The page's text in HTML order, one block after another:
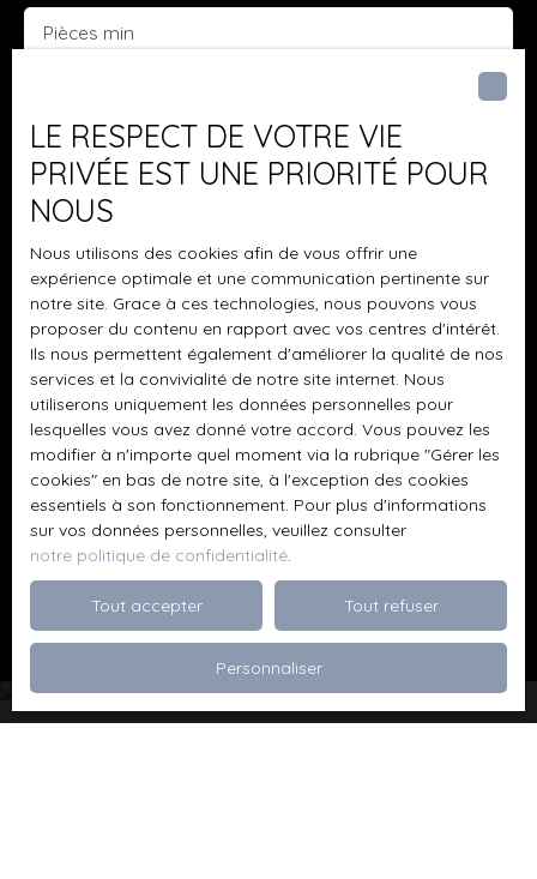
garantissant une connexion optimale.
Pièces min
personnelles conformément au RGPD. Si vous ne
souhaitez pas faire l'objet de prospection
commerciale par voie téléphonique, vous pouvez
vous inscrire gratuitement sur la liste d'opposition
L223-1 du code de la consommation, sur le site
Internet www.bloctel.gouv.fr ou par courrier
adressé à :
Société Worldline, Service Bloctel, CS 61311, 41013
BLOIS CEDEX.
Pour en savoir plus sur le traitement de vos
données personnelles, veuillez consulter notre
politique de confidentialité
Recevoir des annonces
LE RESPECT DE VOTRE VIE
PRIVÉE EST UNE PRIORITÉ POUR
NOUS
Nous utilisons des cookies afin de vous offrir une
expérience optimale et une communication pertinente sur
notre site. Grace à ces technologies, nous pouvons vous
proposer du contenu en rapport avec vos centres d'intérêt.
Ils nous permettent également d'améliorer la qualité de nos
services et la convivialité de notre site internet. Nous
utiliserons uniquement les données personnelles pour
lesquelles vous avez donné votre accord. Vous pouvez les
modifier à n'importe quel moment via la rubrique ″Gérer les
cookies″ en bas de notre site, à l'exception des cookies
essentiels à son fonctionnement. Pour plus d'informations
sur vos données personnelles, veuillez consulter
notre politique de confidentialité.
Tout accepter Tout refuser
Personnaliser